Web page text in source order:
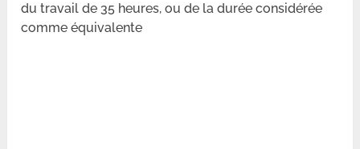
du travail de 35 heures, ou de la durée considérée
comme équivalente